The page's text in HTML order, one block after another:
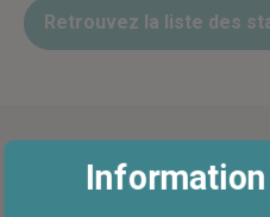
Retrouvez la liste des